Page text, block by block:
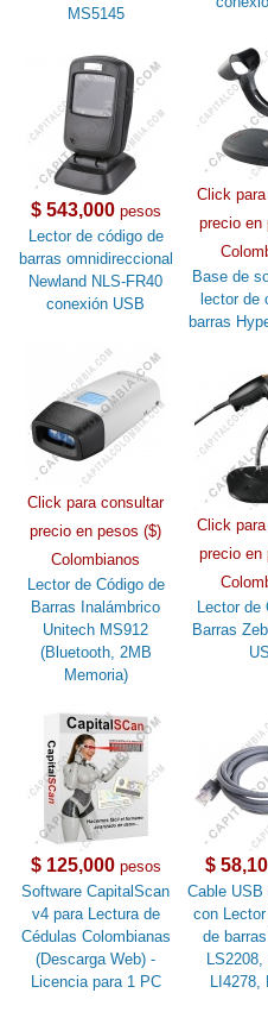
MS5145
$ 543,000pesos
Lector de código de
barras omnidireccional
Newland NLS-FR40
conexión USB
Click
precio en
Base de
lector de
barras
Click para consultar
precio en pesos ($)
Colombianos
Lector de Código de
Barras Inalámbrico
Unitech MS912
(Bluetooth, 2MB
Memoria)
Click
precio en
Lector de
Barras
$ 125,000pesos
Software CapitalScan
v4 para Lectura de
Cédulas Colombianas
(Descarga Web) -
Licencia para 1 PC
$
Cable
con
de
LS2208,
LI4278,